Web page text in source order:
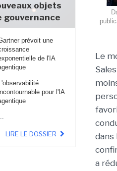
objets
gouvernance
prévoit une
de l'IA
pour l'IA
LIRE LE DOSSIER
Le
dans
a